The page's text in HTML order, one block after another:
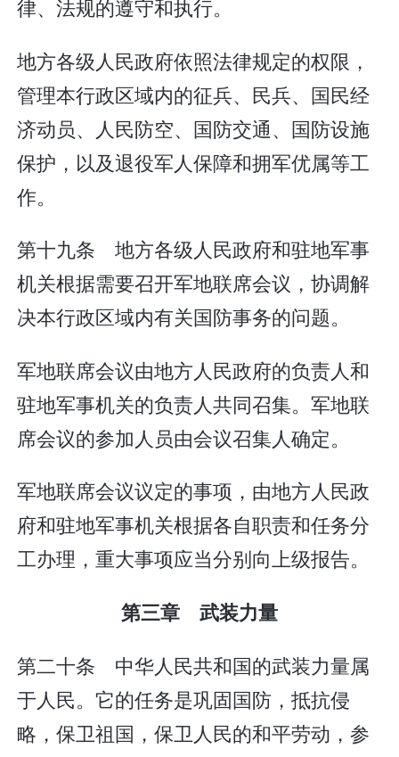
律、法规的遵守和执行。
地方各级人民政府依照法律规定的权限，
管理本行政区域内的征兵、民兵、国民经
济动员、人民防空、国防交通、国防设施
保护，以及退役军人保障和拥军优属等工
作。
第十九条 地方各级人民政府和驻地军事
机关根据需要召开军地联席会议，协调解
决本行政区域内有关国防事务的问题。
军地联席会议由地方人民政府的负责人和
驻地军事机关的负责人共同召集。军地联
席会议的参加人员由会议召集人确定。
军地联席会议议定的事项，由地方人民政
府和驻地军事机关根据各自职责和任务分
工办理，重大事项应当分别向上级报告。
第三章 武装力量
第二十条 中华人民共和国的武装力量属
于人民。它的任务是巩固国防，抵抗侵
略，保卫祖国，保卫人民的和平劳动，参